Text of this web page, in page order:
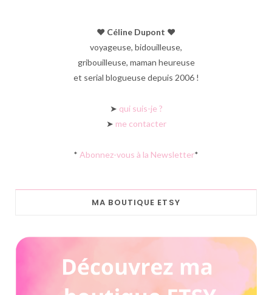
♥︎ Céline Dupont ♥︎
voyageuse, bidouilleuse,
gribouilleuse, maman heureuse
et serial blogueuse depuis 2006 !
➤ qui suis-je ?
➤ me contacter
* Abonnez-vous à la Newsletter*
MA BOUTIQUE ETSY